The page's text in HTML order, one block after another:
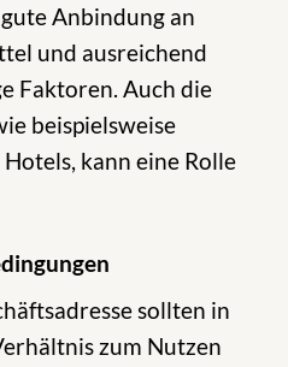
Anbindung an
und ausreichend
Faktoren. Auch die
beispielsweise
kann eine Rolle
sollten in
zum Nutzen